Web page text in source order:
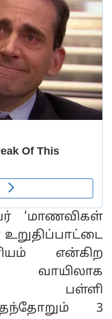
‘மாணவிகள்
என்கிற
பள்ளி
3